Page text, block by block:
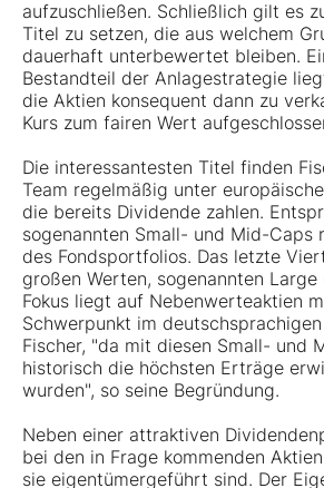
aufzuschließen. Schließlich gilt es
Titel zu setzen, die aus welchem
dauerhaft unterbewertet bleiben.
Bestandteil der Anlagestrategie
die Aktien konsequent dann zu
Kurs zum fairen Wert
Die interessantesten Titel finden
Team regelmäßig unter
die bereits Dividende zahlen.
sogenannten Small- und Mid-Caps
des Fondsportfolios. Das letzte
großen Werten, sogenannten Large
Fokus liegt auf Nebenwerteaktien
Schwerpunkt im
Fischer, "da mit diesen Small- und
historisch die höchsten Erträge
wurden", so seine Begründung.
Neben einer attraktiven
bei den in Frage kommenden
sie eigentümergeführt sind. Der